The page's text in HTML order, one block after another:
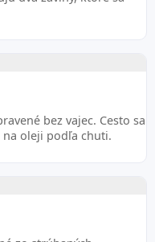
bez vajec. Cesto sa
na oleji podľa chuti.